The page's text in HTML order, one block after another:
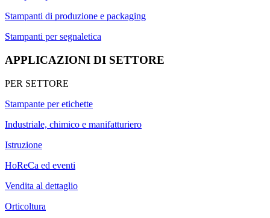
Stampanti di produzione e packaging
Stampanti per segnaletica
APPLICAZIONI DI SETTORE
PER SETTORE
Stampante per etichette
Industriale, chimico e manifatturiero
Istruzione
HoReCa ed eventi
Vendita al dettaglio
Orticoltura